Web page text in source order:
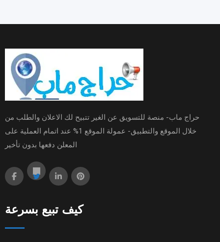
حراج ماب- منصة للتسويق عن الغير تتبيح لك الاعلان والطلب من
خلال الموقع والتطبيق- عمولة الموقع 1% عند اتمام العملية على
المعلن دفعها بدون تأخير
كيف تبيع بسرعة